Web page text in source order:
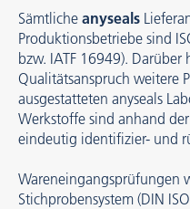
Sämtliche anyseals
Produktionsbetriebe sind
bzw. IATF 16949).
Qualitätsanspruch weitere
ausgestatteten anyseals
Werkstoffe sind anhand
eindeutig identifizier- und
Wareneingangsprüfungen
Stichprobensystem (DIN